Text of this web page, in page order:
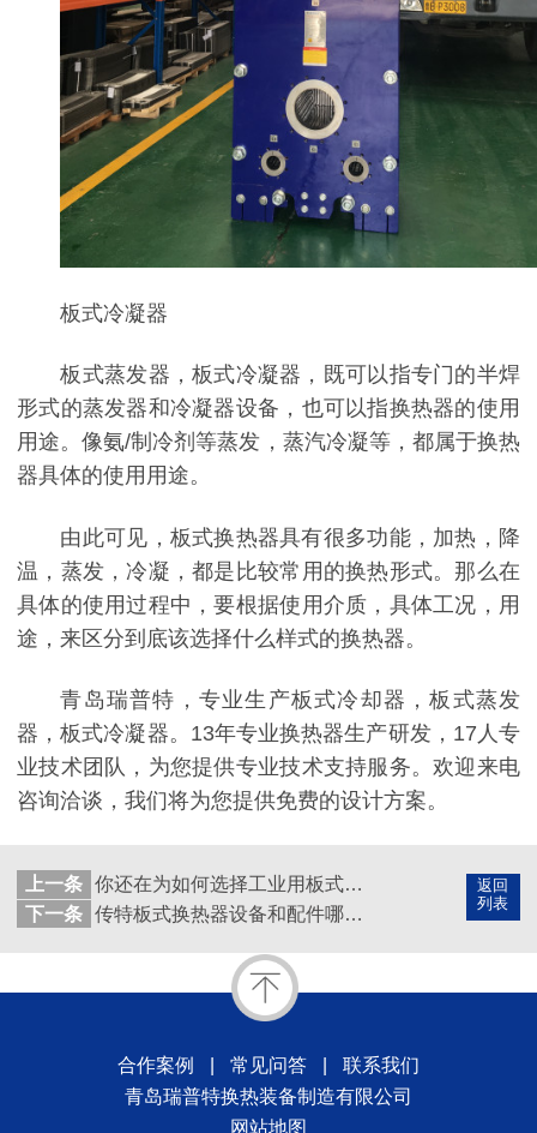
板式冷凝器
板式蒸发器，板式冷凝器，既可以指专门的半焊
形式的蒸发器和冷凝器设备，也可以指换热器的使用
用途。像氨/制冷剂等蒸发，蒸汽冷凝等，都属于换热
器具体的使用用途。
由此可见，板式换热器具有很多功能，加热，降
温，蒸发，冷凝，都是比较常用的换热形式。那么在
具体的使用过程中，要根据使用介质，具体工况，用
途，来区分到底该选择什么样式的换热器。
青岛瑞普特，专业生产板式冷却器，板式蒸发
器，板式冷凝器。13年专业换热器生产研发，17人专
业技术团队，为您提供专业技术支持服务。欢迎来电
咨询洽谈，我们将为您提供免费的设计方案。
返回
列表
上一条
你还在为如何选择工业用板式换热器犯愁吗?来这里,青岛瑞普特为你解忧
下一条
传特板式换热器设备和配件哪里有？在这个地方一站找齐
合作案例 常见问答
联系我们
青岛瑞普特换热装备制造有限公司
网站地图